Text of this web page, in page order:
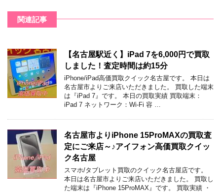
関連記事
【名古屋駅近く】iPad 7を6,000円で買取
しました！査定時間は約15分
iPhone/iPad高価買取クイック名古屋です。 本日は
名古屋市よりご来店いただきました。 買取した端末
は『iPad 7』です。 本日の買取実績 買取端末：
iPad 7 ネットワーク：Wi-Fi 容 …
名古屋市よりiPhone 15ProMAXの買取査
定にご来店～♪アイフォン高価買取クイッ
ク名古屋
スマホ/タブレット買取のクイック名古屋店です。
本日は名古屋市よりご来店いただきました。 買取し
た端末は『iPhone 15ProMAX』です。 買取実績 ・